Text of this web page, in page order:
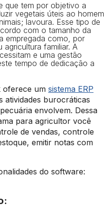
que tem por objetivo a
vegetais úteis ao homem
lavoura. Esse tipo de
com o tamanho da
empregada como, por
familiar. A
e uma gestão
tempo de dedicação a
oferece um sistema ERP
atividades burocráticas
envolvem. Dessa
para agricultor você
de vendas, controle
emitir notas com
do software: